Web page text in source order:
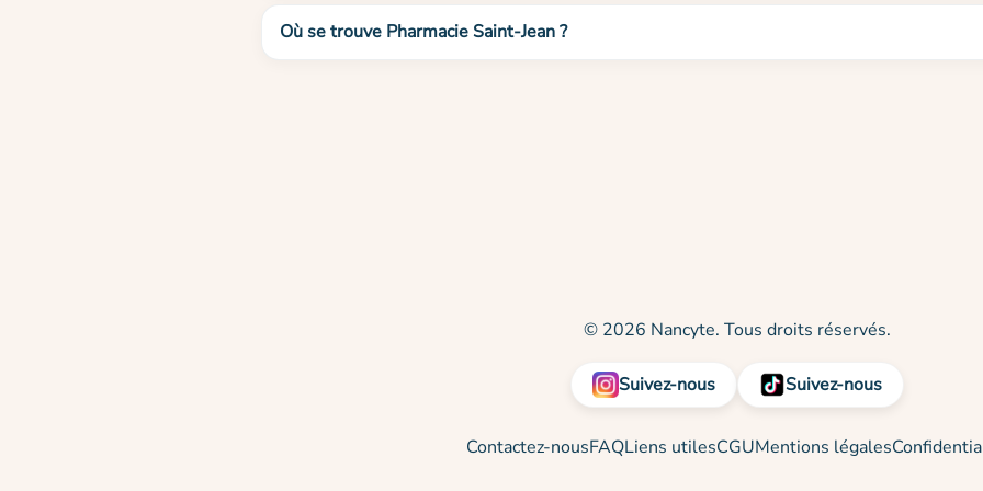
Où se trouve Pharmacie Saint-Jean ?
© 2026 Nancyte. Tous droits réservés.
Suivez-nous Suivez-nous
Contactez-nousFAQLiens utilesCGUMentions légales